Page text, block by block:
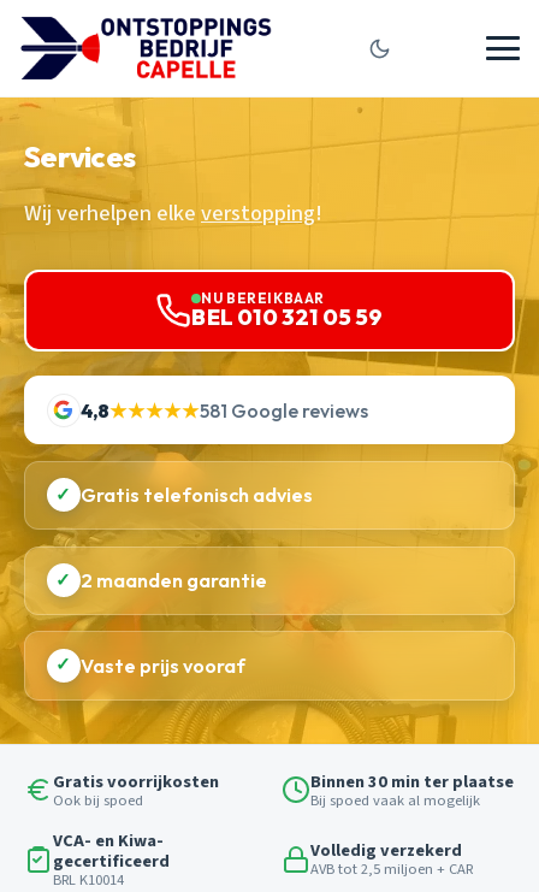
Services
Wij verhelpen elkeverstopping!
NU BEREIKBAAR
BEL 010 321 05 59
4,8★★★★★581 Google reviews
✓ Gratis telefonisch advies
✓ 2 maanden garantie
✓ Vaste prijs vooraf
Gratis voorrijkosten
Ook bij spoed
Binnen 30 min ter plaatse
Bij spoed vaak al mogelijk
VCA- en Kiwa-
gecertificeerd
BRL K10014
Volledig verzekerd
AVB tot 2,5 miljoen + CAR